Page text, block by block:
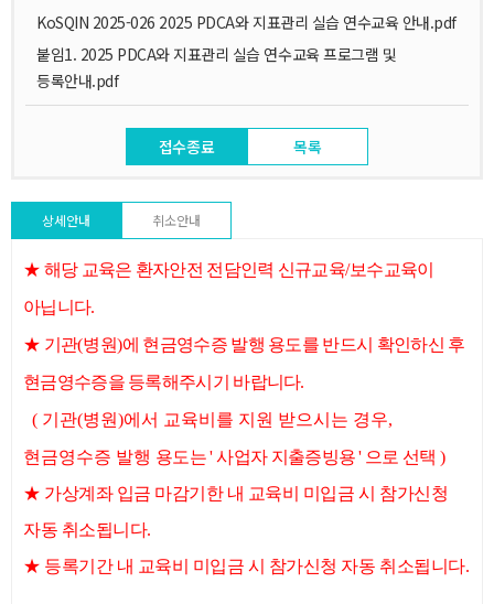
KoSQIN 2025-026 2025 PDCA와 지표관리 실습 연수교육 안내.pdf
붙임1. 2025 PDCA와 지표관리 실습 연수교육 프로그램 및
등록안내.pdf
접수종료 목록
상세안내 취소안내
★ 해당 교육은 환자안전 전담인력 신규교육/보수교육이
아닙니다.
★ 기관(병원)에 현금영수증 발행 용도를 반드시 확인하신 후
현금영수증을 등록해주시기 바랍니다.
( 기관(병원)에서 교육비를 지원 받으시는 경우,
현금영수증 발행 용도는'사업자 지출증빙용 ' 으로 선택 )
★ 가상계좌 입금 마감기한 내 교육비 미입금 시 참가신청
자동 취소됩니다.
★ 등록기간 내 교육비 미입금 시 참가신청 자동 취소됩니다.